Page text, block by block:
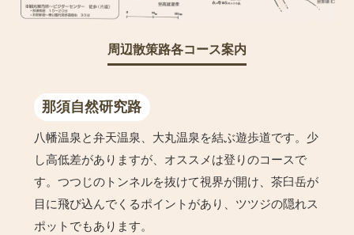
周辺散策路各コース案内
那須自然研究路
八幡温泉と弁天温泉、大丸温泉を結ぶ遊歩道です。少
し高低差がありますが、オススメは登りのコースで
す。つつじのトンネルを抜けて視界が開け、茶臼岳が
目に飛び込んでくるポイントがあり、ツツジの隠れス
ポットでもあります。